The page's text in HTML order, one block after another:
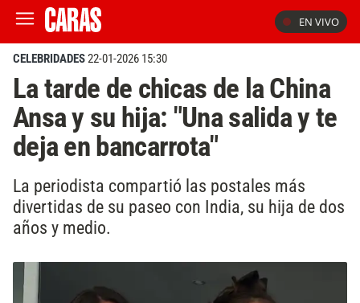
EN VIVO
CELEBRIDADES22-01-2026 15:30
La tarde de chicas de la China
Ansa y su hija: "Una salida y te
deja en bancarrota"
La periodista compartió las postales más
divertidas de su paseo con India, su hija de dos
años y medio.